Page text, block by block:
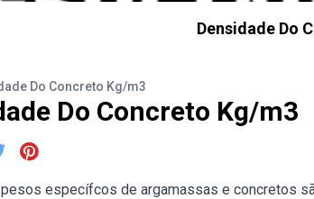
Densidade Do
Do Concreto Kg/m3
Do Concreto Kg/m3
específcos de argamassas e concretos